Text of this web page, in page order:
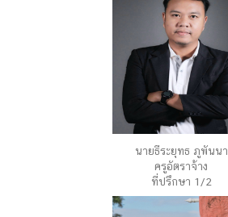
นายธีระยุทธ ภูพันนา
ครูอัตราจ้าง
ที่ปรึกษา 1/2